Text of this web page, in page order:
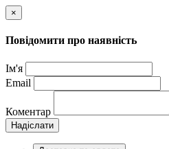
×
Повідомити про наявність
Ім'я
Email
Коментар
Надіслати